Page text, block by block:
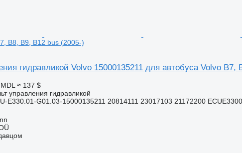
B8, B9, B12 bus (2005-)
гидравликой Volvo 15000135211 для автобуса Volvo B7,
≈ 137 $
управления гидравликой
E330.01-G01.03-15000135211 20814111 23017103 21172200